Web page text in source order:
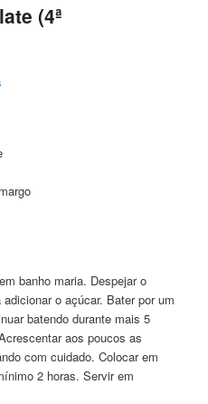
(4ª
banho maria. Despejar o
o açúcar. Bater por um
batendo durante mais 5
aos poucos as
com cuidado. Colocar em
2 horas. Servir em